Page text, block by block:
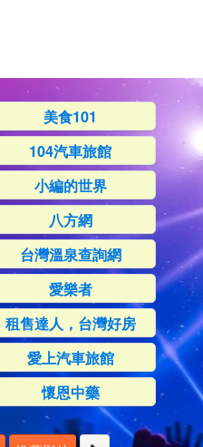
美食101
104汽車旅館
小編的世界
八方網
台灣溫泉查詢網
愛樂者
租售達人，台灣好房
愛上汽車旅館
懷恩中藥